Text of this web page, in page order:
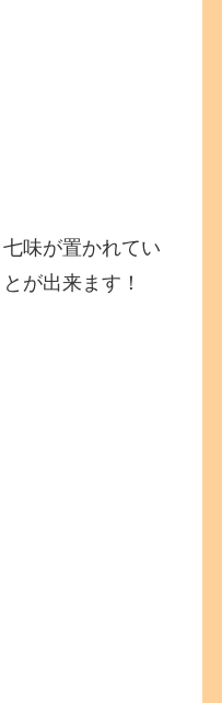
味が置かれてい
が出来ます！